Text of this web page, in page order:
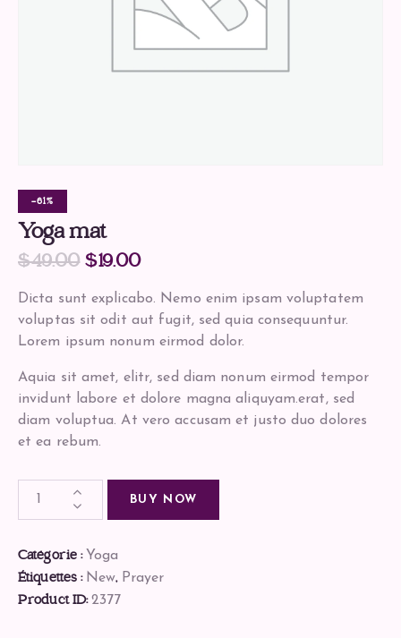
-61%
Yoga mat
$49.00 $19.00
Dicta sunt explicabo. Nemo enim ipsam voluptatem
voluptas sit odit aut fugit, sed quia consequuntur.
Lorem ipsum nonum eirmod dolor.
Aquia sit amet, elitr, sed diam nonum eirmod tempor
invidunt labore et dolore magna aliquyam.erat, sed
diam voluptua. At vero accusam et justo duo dolores
et ea rebum.
BUY NOW
Catégorie :Yoga
Étiquettes : New, Prayer
Product ID:2377